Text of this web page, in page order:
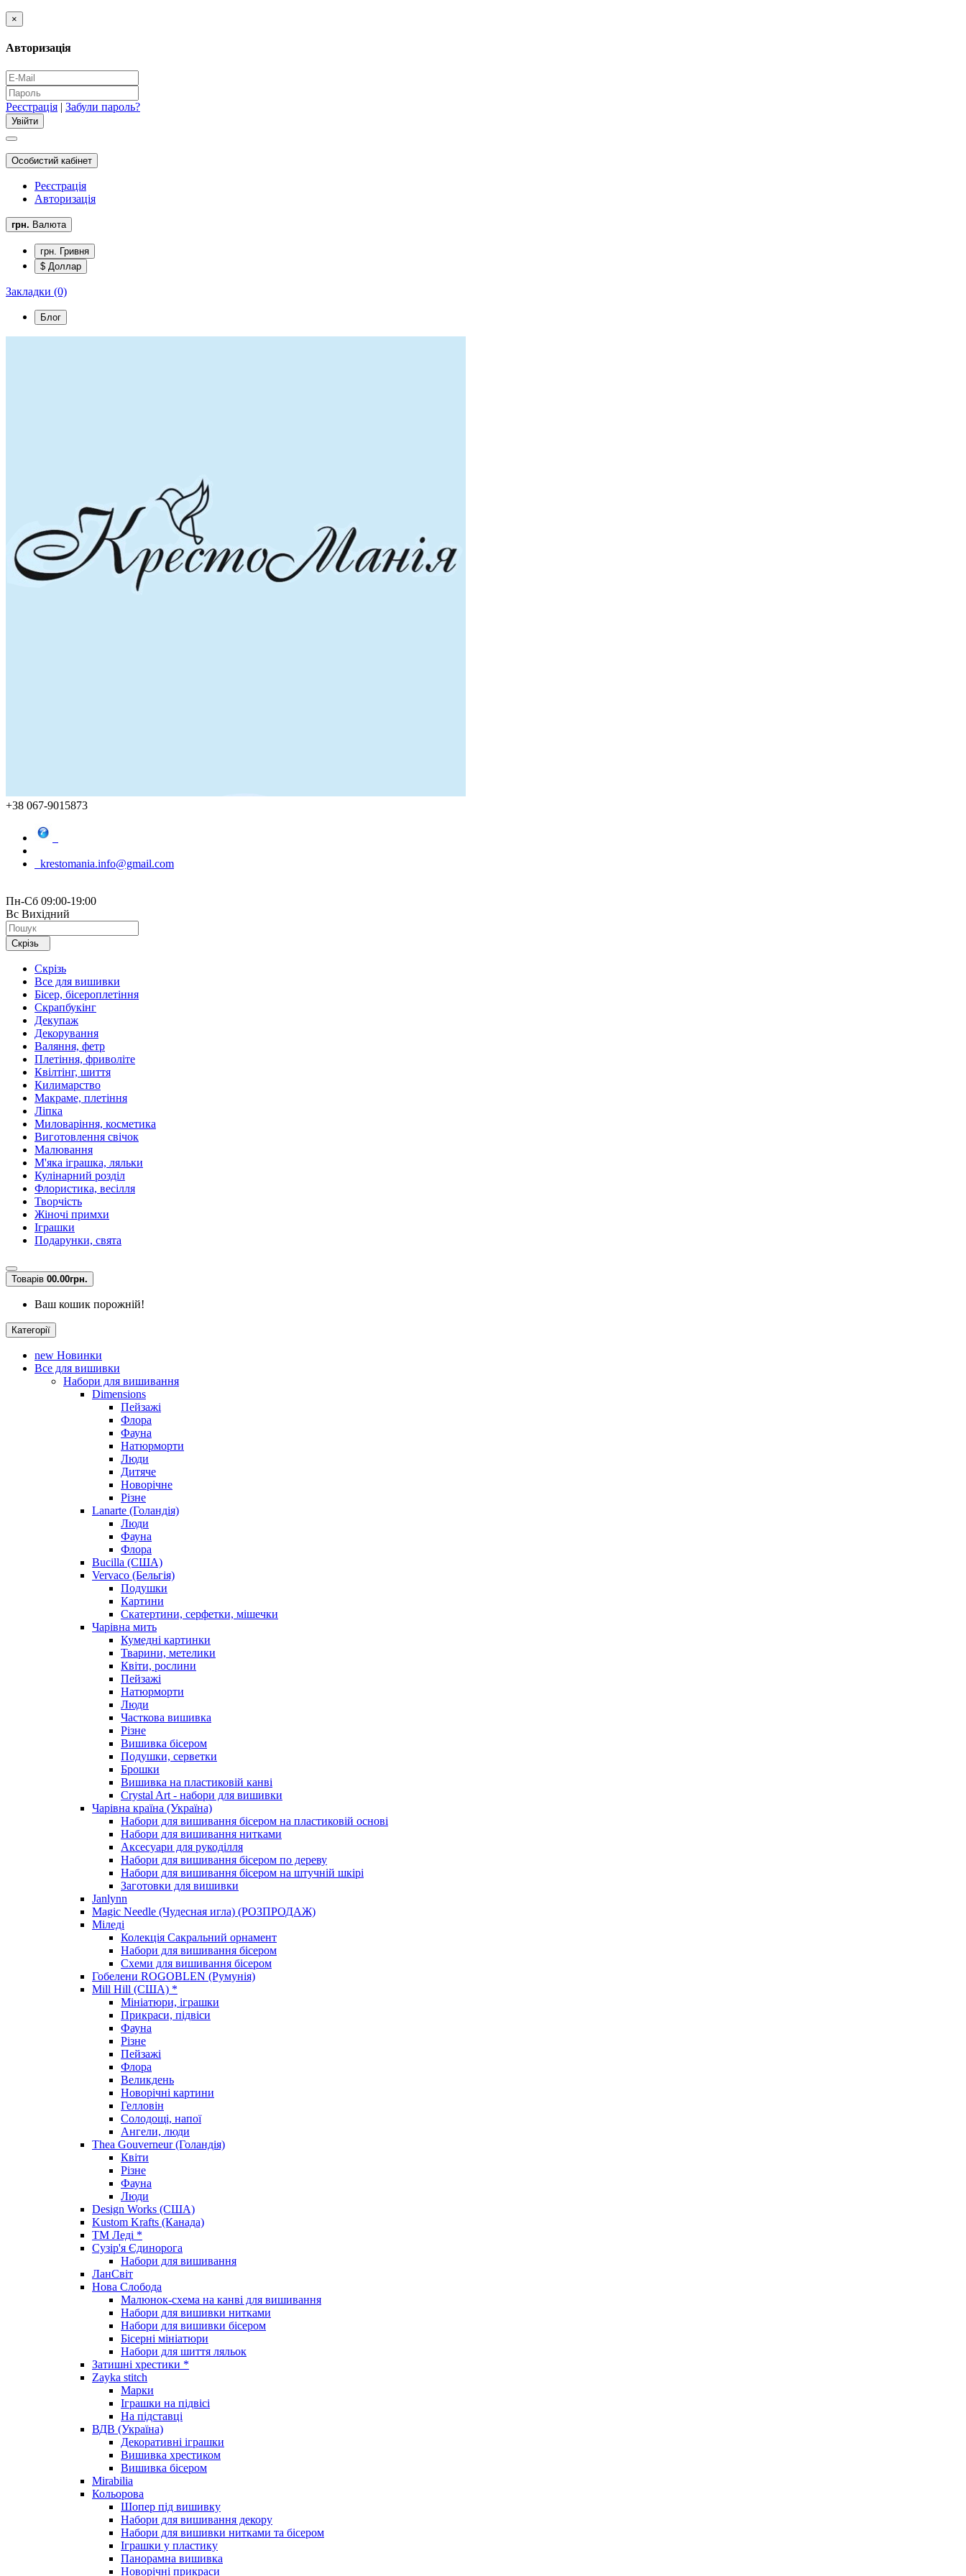
×
Авторизація
Реєстрація | Забули пароль?
Особистий кабінет
Реєстрація
Авторизація
грн. Валюта
грн. Гривня
$ Доллар
Закладки (0)
Блог
+38 067-9015873
krestomania.info@gmail.com
Пн-Сб 09:00-19:00
Вс Вихідний
Скрізь
Скрізь
Все для вишивки
Бісер, бісероплетіння
Скрапбукінг
Декупаж
Декорування
Валяння, фетр
Плетіння, фриволіте
Квілтінг, шиття
Килимарство
Макраме, плетіння
Ліпка
Миловаріння, косметика
Виготовлення свічок
Малювання
М'яка іграшка, ляльки
Кулінарний розділ
Флористика, весілля
Творчість
Жіночі примхи
Іграшки
Подарунки, свята
Товарів 00.00грн.
Ваш кошик порожній!
Категорії
new Новинки
Все для вишивки
Набори для вишивання
Dimensions
Пейзажі
Флора
Фауна
Натюрморти
Люди
Дитяче
Новорічне
Різне
Lanarte (Голандія)
Люди
Фауна
Флора
Bucilla (США)
Vervaco (Бельгія)
Подушки
Картини
Скатертини, серфетки, мішечки
Чарiвна мить
Кумедні картинки
Тварини, метелики
Квіти, рослини
Пейзажі
Натюрморти
Люди
Часткова вишивка
Різне
Вишивка бісером
Подушки, серветки
Брошки
Вишивка на пластиковій канві
Crystal Art - набори для вишивки
Чарівна країна (Україна)
Набори для вишивання бісером на пластиковій основі
Набори для вишивання нитками
Аксесуари для рукоділля
Набори для вишивання бісером по дереву
Набори для вишивання бісером на штучній шкірі
Заготовки для вишивки
Janlynn
Magic Needle (Чудесная игла) (РОЗПРОДАЖ)
Міледі
Колекція Сакральний орнамент
Набори для вишивання бісером
Схеми для вишивання бісером
Гобелени ROGOBLEN (Румунія)
Mill Hill (США) *
Мініатюри, іграшки
Прикраси, підвіси
Фауна
Різне
Пейзажі
Флора
Великдень
Новорічні картини
Гелловін
Солодощі, напої
Ангели, люди
Thea Gouverneur (Голандія)
Квіти
Різне
Фауна
Люди
Design Works (США)
Kustom Krafts (Канада)
ТМ Леді *
Сузір'я Єдинорога
Набори для вишивання
ЛанСвіт
Нова Слобода
Малюнок-схема на канві для вишивання
Набори для вишивки нитками
Набори для вишивки бісером
Бісерні мініатюри
Набори для шиття ляльок
Затишні хрестики *
Zayka stitch
Марки
Іграшки на підвісі
На підставці
ВДВ (Україна)
Декоративні іграшки
Вишивка хрестиком
Вишивка бісером
Mirabilia
Кольорова
Шопер під вишивку
Набори для вишивання декору
Набори для вишивки нитками та бісером
Іграшки у пластику
Панорамна вишивка
Новорічні прикраси